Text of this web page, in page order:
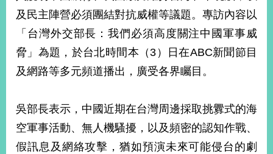
落
國
海
和
平
照
回
及民主陣營必須團結對抗威權等議題。專訪內容以
「台灣外交部長：我們必須高度關注中國軍事威
脅」為題，於台北時間本（3）日在ABC新聞節目
及網路等多元頻道播出，廣受各界矚目。
吳部長表示，中國近期在台灣周邊採取挑釁式的海
空軍事活動、無人機騷擾，以及頻密的認知作戰、
假訊息及網絡攻擊，猶如預演未來可能侵台的劇